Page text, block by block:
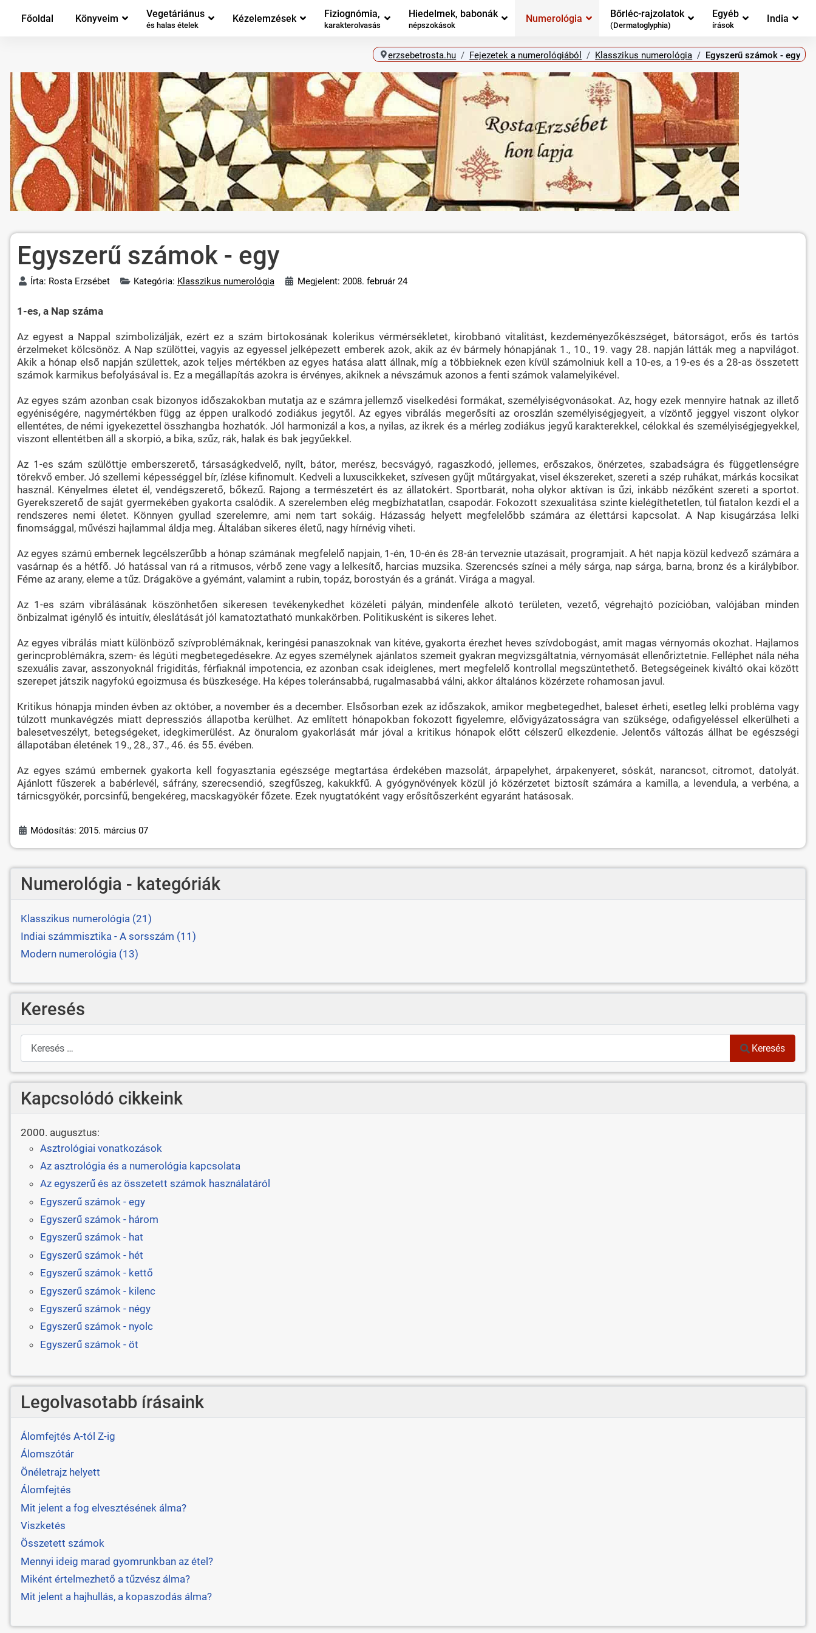
Főoldal Könyveim Vegetáriánus
és halas ételek
Kézelemzések Fiziognómia,
karakterolvasás
Hiedelmek, babonák
népszokások
Numerológia Bőrléc-rajzolatok
(Dermatoglyphia)
Egyéb
írások
India
erzsebetrosta.hu Fejezetek a numerológiából Klasszikus numerológia Egyszerű számok - egy
Egyszerű számok - egy
Írta: Rosta Erzsébet Kategória: Klasszikus numerológia Megjelent: 2008. február 24
1-es, a Nap száma
Az egyest a Nappal szimbolizálják, ezért ez a szám birtokosának kolerikus vérmérsékletet, kirobbanó vitalitást, kezdeményezőkészséget, bátorságot, erős és tartós
érzelmeket kölcsönöz. A Nap szülöttei, vagyis az egyessel jelképezett emberek azok, akik az év bármely hónapjának 1., 10., 19. vagy 28. napján látták meg a napvilágot.
Akik a hónap első napján születtek, azok teljes mértékben az egyes hatása alatt állnak, míg a többieknek ezen kívül számolniuk kell a 10-es, a 19-es és a 28-as összetett
számok karmikus befolyásával is. Ez a megállapítás azokra is érvényes, akiknek a névszámuk azonos a fenti számok valamelyikével.
Az egyes szám azonban csak bizonyos időszakokban mutatja az e számra jellemző viselkedési formákat, személyiségvonásokat. Az, hogy ezek mennyire hatnak az illető
egyéniségére, nagymértékben függ az éppen uralkodó zodiákus jegytől. Az egyes vibrálás megerősíti az oroszlán személyiségjegyeit, a vízöntő jeggyel viszont olykor
ellentétes, de némi igyekezettel összhangba hozhatók. Jól harmonizál a kos, a nyilas, az ikrek és a mérleg zodiákus jegyű karakterekkel, célokkal és személyiségjegyekkel,
viszont ellentétben áll a skorpió, a bika, szűz, rák, halak és bak jegyűekkel.
Az 1-es szám szülöttje emberszerető, társaságkedvelő, nyílt, bátor, merész, becsvágyó, ragaszkodó, jellemes, erőszakos, önérzetes, szabadságra és függetlenségre
törekvő ember. Jó szellemi képességgel bír, ízlése kifinomult. Kedveli a luxuscikkeket, szívesen gyűjt műtárgyakat, visel ékszereket, szereti a szép ruhákat, márkás kocsikat
használ. Kényelmes életet él, vendégszerető, bőkezű. Rajong a természetért és az állatokért. Sportbarát, noha olykor aktívan is űzi, inkább nézőként szereti a sportot.
Gyerekszerető de saját gyermekében gyakorta csalódik. A szerelemben elég megbízhatatlan, csapodár. Fokozott szexualitása szinte kielégíthetetlen, túl fiatalon kezdi el a
rendszeres nemi életet. Könnyen gyullad szerelemre, ami nem tart sokáig. Házasság helyett megfelelőbb számára az élettársi kapcsolat. A Nap kisugárzása lelki
finomsággal, művészi hajlammal áldja meg. Általában sikeres életű, nagy hírnévig viheti.
Az egyes számú embernek legcélszerűbb a hónap számának megfelelő napjain, 1-én, 10-én és 28-án terveznie utazásait, programjait. A hét napja közül kedvező számára a
vasárnap és a hétfő. Jó hatással van rá a ritmusos, vérbő zene vagy a lelkesítő, harcias muzsika. Szerencsés színei a mély sárga, nap sárga, barna, bronz és a királybíbor.
Féme az arany, eleme a tűz. Drágaköve a gyémánt, valamint a rubin, topáz, borostyán és a gránát. Virága a magyal.
Az 1-es szám vibrálásának köszönhetően sikeresen tevékenykedhet közéleti pályán, mindenféle alkotó területen, vezető, végrehajtó pozícióban, valójában minden
önbizalmat igénylő és intuitív, éleslátását jól kamatoztatható munkakörben. Politikusként is sikeres lehet.
Az egyes vibrálás miatt különböző szívproblémáknak, keringési panaszoknak van kitéve, gyakorta érezhet heves szívdobogást, amit magas vérnyomás okozhat. Hajlamos
gerincproblémákra, szem- és légúti megbetegedésekre. Az egyes személynek ajánlatos szemeit gyakran megvizsgáltatnia, vérnyomását ellenőriztetnie. Felléphet nála néha
szexuális zavar, asszonyoknál frigiditás, férfiaknál impotencia, ez azonban csak ideiglenes, mert megfelelő kontrollal megszüntethető. Betegségeinek kiváltó okai között
szerepet játszik nagyfokú egoizmusa és büszkesége. Ha képes toleránsabbá, rugalmasabbá válni, akkor általános közérzete rohamosan javul.
Kritikus hónapja minden évben az október, a november és a december. Elsősorban ezek az időszakok, amikor megbetegedhet, baleset érheti, esetleg lelki probléma vagy
túlzott munkavégzés miatt depressziós állapotba kerülhet. Az említett hónapokban fokozott figyelemre, elővigyázatosságra van szüksége, odafigyeléssel elkerülheti a
balesetveszélyt, betegségeket, idegkimerülést. Az önuralom gyakorlását már jóval a kritikus hónapok előtt célszerű elkezdenie. Jelentős változás állhat be egészségi
állapotában életének 19., 28., 37., 46. és 55. évében.
Az egyes számú embernek gyakorta kell fogyasztania egészsége megtartása érdekében mazsolát, árpapelyhet, árpakenyeret, sóskát, narancsot, citromot, datolyát.
Ajánlott fűszerek a babérlevél, sáfrány, szerecsendió, szegfűszeg, kakukkfű. A gyógynövények közül jó közérzetet biztosít számára a kamilla, a levendula, a verbéna, a
tárnicsgyökér, porcsinfű, bengekéreg, macskagyökér főzete. Ezek nyugtatóként vagy erősítőszerként egyaránt hatásosak.
Módosítás: 2015. március 07
Numerológia - kategóriák
Klasszikus numerológia (21)
Indiai számmisztika - A sorsszám (11)
Modern numerológia (13)
Keresés
Keresés
Keresés
Kapcsolódó cikkeink
2000. augusztus:
Asztrológiai vonatkozások
Az asztrológia és a numerológia kapcsolata
Az egyszerű és az összetett számok használatáról
Egyszerű számok - egy
Egyszerű számok - három
Egyszerű számok - hat
Egyszerű számok - hét
Egyszerű számok - kettő
Egyszerű számok - kilenc
Egyszerű számok - négy
Egyszerű számok - nyolc
Egyszerű számok - öt
Legolvasotabb írásaink
Álomfejtés A-tól Z-ig
Álomszótár
Önéletrajz helyett
Álomfejtés
Mit jelent a fog elvesztésének álma?
Viszketés
Összetett számok
Mennyi ideig marad gyomrunkban az étel?
Miként értelmezhető a tűzvész álma?
Mit jelent a hajhullás, a kopaszodás álma?